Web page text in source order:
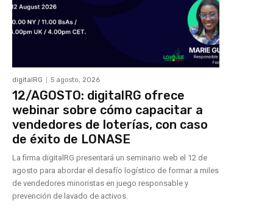
digitalRG 5 agosto, 2026
12/AGOSTO: digitalRG ofrece
webinar sobre cómo capacitar a
vendedores de loterías, con caso
de éxito de LONASE
La firma digitalRG presentará un seminario web el 12 de
agosto para abordar el desafío logístico de formar a miles
de vendedores minoristas en juego responsable y
prevención de lavado de activos.